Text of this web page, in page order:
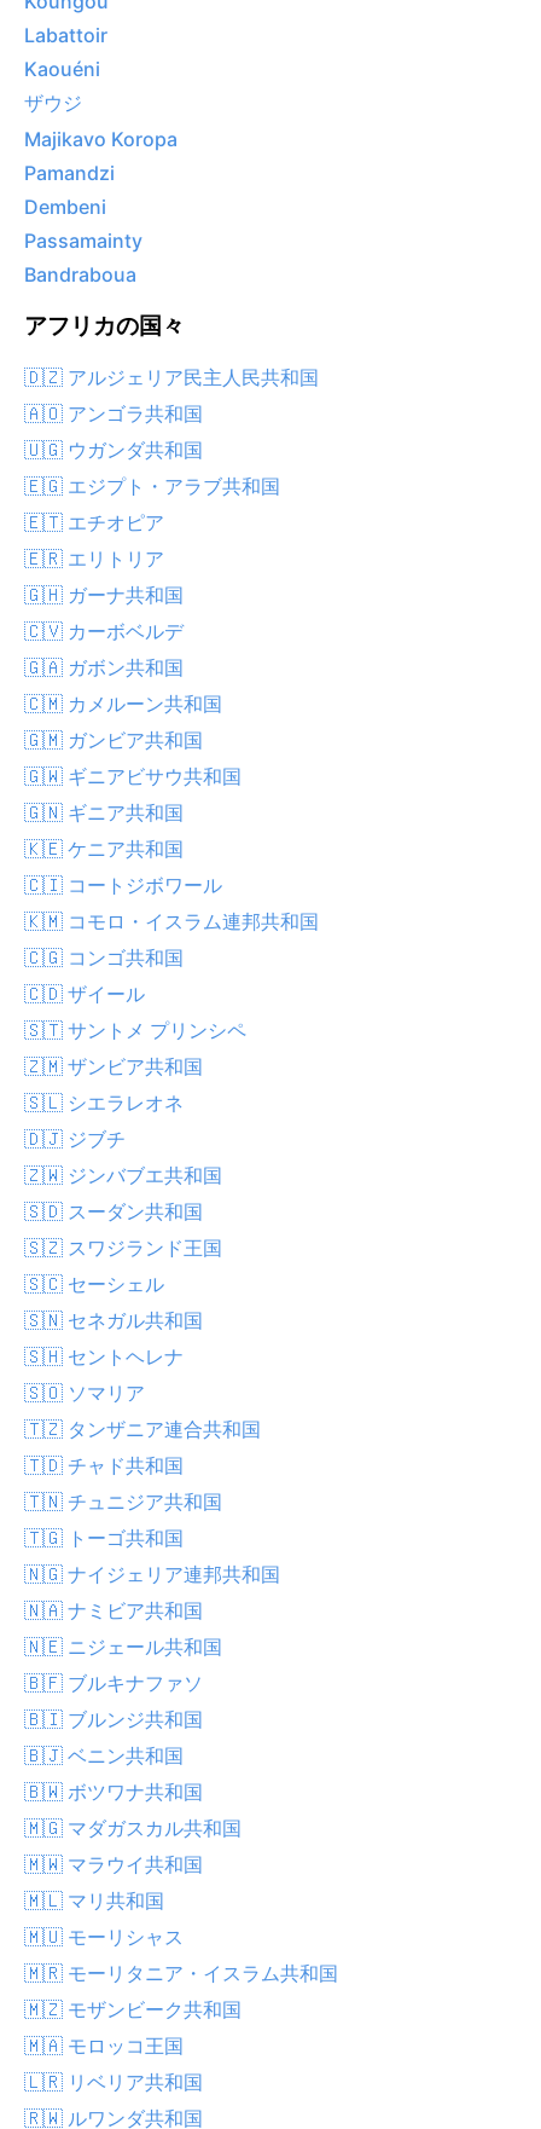
Labattoir
Kaouéni
ザウジ
Majikavo Koropa
Pamandzi
Dembeni
Passamainty
Bandraboua
アフリカの国々
🇩🇿 アルジェリア民主人民共和国
🇦🇴 アンゴラ共和国
🇺🇬 ウガンダ共和国
🇪🇬 エジプト・アラブ共和国
🇪🇹 エチオピア
🇪🇷 エリトリア
🇬🇭 ガーナ共和国
🇨🇻 カーボベルデ
🇬🇦 ガボン共和国
🇨🇲 カメルーン共和国
🇬🇲 ガンビア共和国
🇬🇼 ギニアビサウ共和国
🇬🇳 ギニア共和国
🇰🇪 ケニア共和国
🇨🇮 コートジボワール
🇰🇲 コモロ・イスラム連邦共和国
🇨🇬 コンゴ共和国
🇨🇩 ザイール
🇸🇹 サントメ プリンシペ
🇿🇲 ザンビア共和国
🇸🇱 シエラレオネ
🇩🇯 ジブチ
🇿🇼 ジンバブエ共和国
🇸🇩 スーダン共和国
🇸🇿 スワジランド王国
🇸🇨 セーシェル
🇸🇳 セネガル共和国
🇸🇭 セントヘレナ
🇸🇴 ソマリア
🇹🇿 タンザニア連合共和国
🇹🇩 チャド共和国
🇹🇳 チュニジア共和国
🇹🇬 トーゴ共和国
🇳🇬 ナイジェリア連邦共和国
🇳🇦 ナミビア共和国
🇳🇪 ニジェール共和国
🇧🇫 ブルキナファソ
🇧🇮 ブルンジ共和国
🇧🇯 ベニン共和国
🇧🇼 ボツワナ共和国
🇲🇬 マダガスカル共和国
🇲🇼 マラウイ共和国
🇲🇱 マリ共和国
🇲🇺 モーリシャス
🇲🇷 モーリタニア・イスラム共和国
🇲🇿 モザンビーク共和国
🇲🇦 モロッコ王国
🇱🇷 リベリア共和国
🇷🇼 ルワンダ共和国